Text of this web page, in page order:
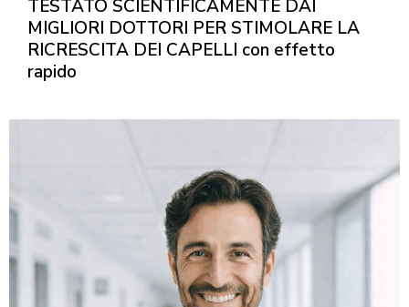
TESTATO SCIENTIFICAMENTE DAI
MIGLIORI DOTTORI PER STIMOLARE LA
RICRESCITA DEI CAPELLI con effetto
rapido